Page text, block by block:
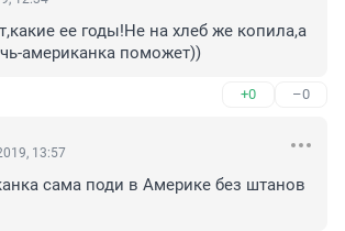
ее годы!Не на хлеб же копила,а
американка поможет))
+0 –0
13:57
сама поди в Америке без штанов